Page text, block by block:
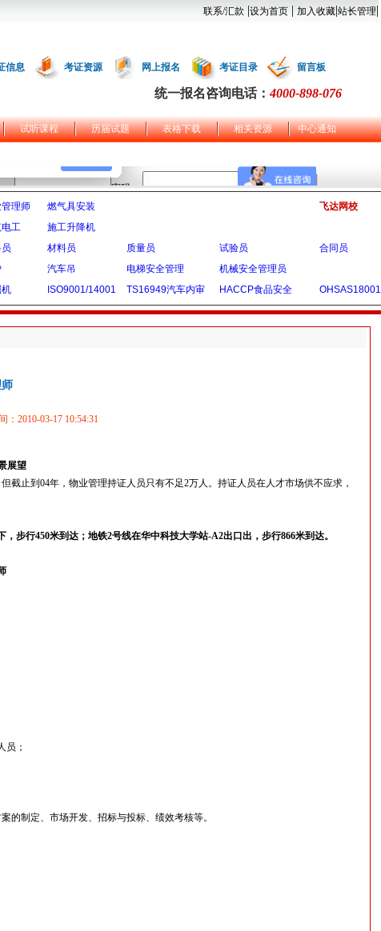
联系/汇款 |设为首页 | 加入收藏|站长管理|
信息 考证资源 网上报名 考证目录 留言板
统一报名咨询电话：4000-898-076
试听课程 历届试题 表格下载 相关资源 中心通知
理师 燃气具安装
飞达网校
工
施工升降机
材料员 质量员 试验员
合同员
汽车吊 电梯安全管理
机械安全管理员
ISO9001/14001 TS16949汽车内审 HACCP食品安全 OHSAS18001
2010-03-17 10:54:31
展望
截止到 04年，物业管理持证人员只有不足2万人。持证人员在人才市场供不应求，
步行450米到达；地铁2号线在华中科技大学站-A2出口出，步行866米到达。
员；
的制定、市场开发、招标与投标、绩效考核等。